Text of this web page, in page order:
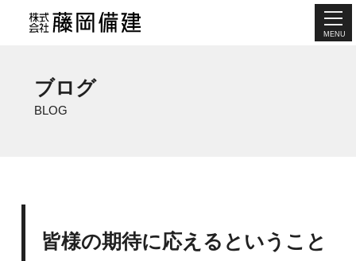
MENU
ブログ
BLOG
皆様の期待に応えるということ